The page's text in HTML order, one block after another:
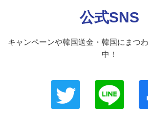
公式SNS
キャンペーンや韓国送金・韓国にまつ
中！